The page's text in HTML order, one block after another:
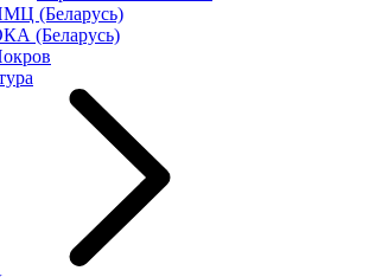
(Беларусь)
(Беларусь)